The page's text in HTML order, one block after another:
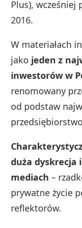
Plus), wcześniej
2016.
W materiałach
jako jeden z
inwestorów w
renomowany
od podstaw
duża dyskrecja
mediach –
prywatne życie
reflektorów.